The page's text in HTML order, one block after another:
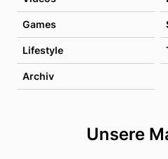
Games
Lifestyle
Archiv
Unsere